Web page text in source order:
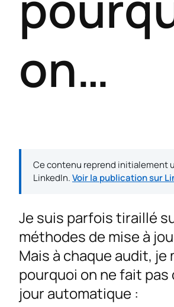
on…
Ce contenu reprend initialement
LinkedIn.Voir la publication sur
Je suis parfois tiraillé
méthodes de mise à
Mais à chaque audit, je
pourquoi on ne fait pas
jour automatique :